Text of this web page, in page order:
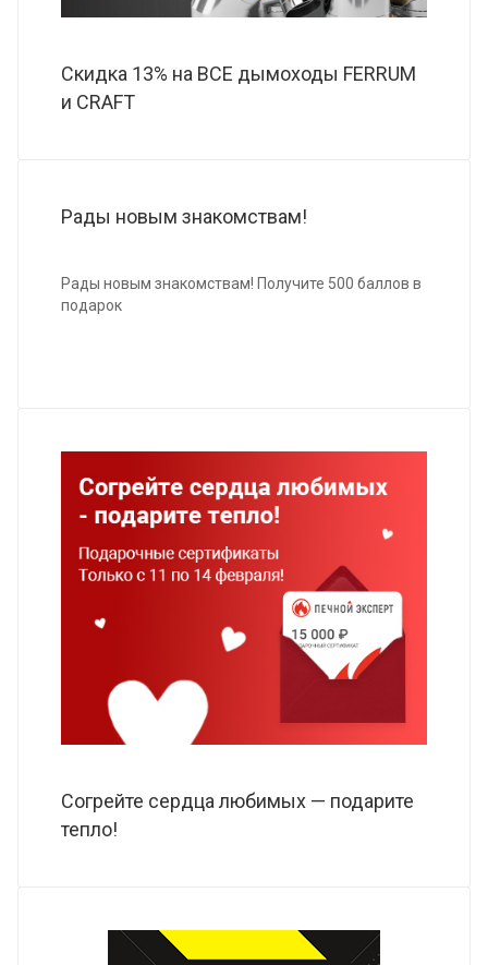
Скидка 13% на ВСЕ дымоходы FERRUM
и CRAFT
Рады новым знакомствам!
Рады новым знакомствам! Получите 500 баллов в
подарок
Согрейте сердца любимых — подарите
тепло!